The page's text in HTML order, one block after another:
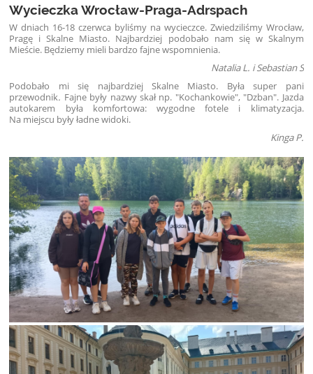
Wycieczka Wrocław-Praga-Adrspach
W dniach 16-18 czerwca byliśmy na wycieczce. Zwiedziliśmy Wrocław,
Pragę i Skalne Miasto. Najbardziej podobało nam się w Skalnym
Mieście. Będziemy mieli bardzo fajne wspomnienia.
Natalia L. i Sebastian S
Podobało mi się najbardziej Skalne Miasto. Była super pani
przewodnik. Fajne były nazwy skał np. "Kochankowie", "Dzban". Jazda
autokarem była komfortowa: wygodne fotele i klimatyzacja.
Na miejscu były ładne widoki.
Kinga P.